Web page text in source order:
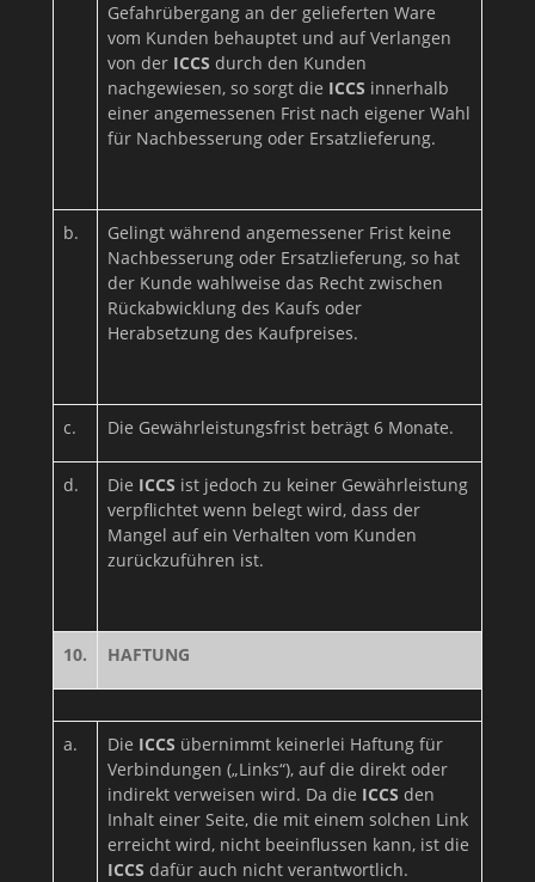
Gefahrübergang an der gelieferten Ware
vom Kunden behauptet und auf Verlangen
von der ICCS durch den Kunden
nachgewiesen, so sorgt die ICCS innerhalb
einer angemessenen Frist nach eigener Wahl
für Nachbesserung oder Ersatzlieferung.
b.
Gelingt während angemessener Frist keine
Nachbesserung oder Ersatzlieferung, so hat
der Kunde wahlweise das Recht zwischen
Rückabwicklung des Kaufs oder
Herabsetzung des Kaufpreises.
c. Die Gewährleistungsfrist beträgt 6 Monate.
d. Die ICCS ist jedoch zu keiner Gewährleistung
verpflichtet wenn belegt wird, dass der
Mangel auf ein Verhalten vom Kunden
zurückzuführen ist.
10. HAFTUNG
a. Die ICCS übernimmt keinerlei Haftung für
Verbindungen („Links“), auf die direkt oder
indirekt verweisen wird. Da die ICCS den
Inhalt einer Seite, die mit einem solchen Link
erreicht wird, nicht beeinflussen kann, ist die
ICCS dafür auch nicht verantwortlich.